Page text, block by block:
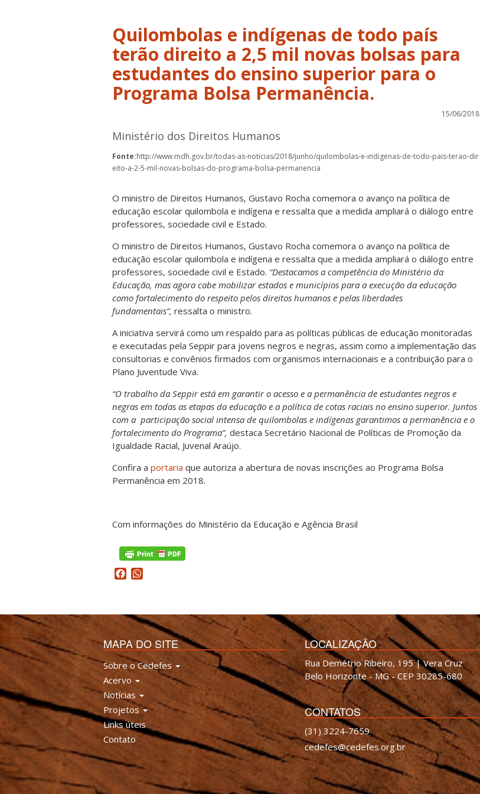
Quilombolas e indígenas de todo país
terão direito a 2,5 mil novas bolsas para
estudantes do ensino superior para o
Programa Bolsa Permanência.
15/06/2018
Ministério dos Direitos Humanos
Fonte:http://www.mdh.gov.br/todas-as-noticias/2018/junho/quilombolas-e-indigenas-de-todo-pais-terao-dir
eito-a-2-5-mil-novas-bolsas-do-programa-bolsa-permanencia
O ministro de Direitos Humanos, Gustavo Rocha comemora o avanço na política de
educação escolar quilombola e indígena e ressalta que a medida ampliará o diálogo entre
professores, sociedade civil e Estado.
O ministro de Direitos Humanos, Gustavo Rocha comemora o avanço na política de
educação escolar quilombola e indígena e ressalta que a medida ampliará o diálogo entre
professores, sociedade civil e Estado. “Destacamos a competência do Ministério da
Educação, mas agora cabe mobilizar estados e municípios para a execução da educação
como fortalecimento do respeito pelos direitos humanos e pelas liberdades
fundamentais”, ressalta o ministro.
A iniciativa servirá como um respaldo para as políticas públicas de educação monitoradas
e executadas pela Seppir para jovens negros e negras, assim como a implementação das
consultorias e convênios firmados com organismos internacionais e a contribuição para o
Plano Juventude Viva.
“O trabalho da Seppir está em garantir o acesso e a permanência de estudantes negros e
negras em todas as etapas da educação e a política de cotas raciais no ensino superior. Juntos
com a participação social intensa de quilombolas e indígenas garantimos a permanência e o
fortalecimento do Programa”, destaca Secretário Nacional de Políticas de Promoção da
Igualdade Racial, Juvenal Araújo.
Confira a portaria que autoriza a abertura de novas inscrições ao Programa Bolsa
Permanência em 2018.
Com informações do Ministério da Educação e Agência Brasil
Facebook
MAPA DO SITE
Sobre o Cedefes
Acervo
Notícias
Projetos
Links úteis
Contato
LOCALIZAÇÃO
Rua Demétrio Ribeiro, 195 | Vera Cruz
Belo Horizonte - MG - CEP 30285-680
CONTATOS
(31) 3224-7659
cedefes@cedefes.org.br